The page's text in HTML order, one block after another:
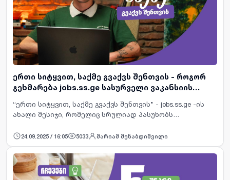
ერთი სიტყვით, საქმე გვაქვს შენთვის - როგორ
გეხმარება jobs.ss.ge სასურველი ვაკანსიის
“ერთი სიტყვით, საქმე გვაქვს შენთვის” - jobs.ss.ge -ის
ახალი მესიჯი, რომელიც სრულიად პასუხობს
მიზნებს.&nbsp;სწრაფი ტექნოლოგიური განვითარება,
აჩქარებული ცხოვრების ტე…
24.09.2025 / 16:05 5033 მარიამ მენაბდიშვილი